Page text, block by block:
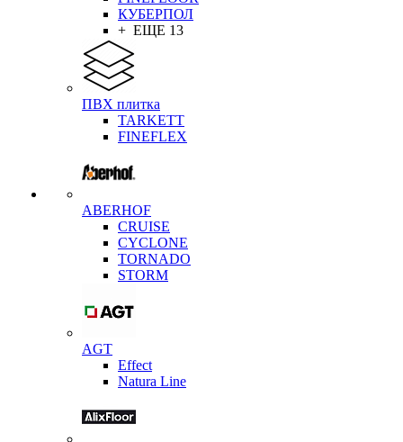
КУБЕРПОЛ
+ ЕЩЕ 13
ПВХ плитка
TARKETT
FINEFLEX
ABERHOF
CRUISE
CYCLONE
TORNADO
STORM
AGT
Effect
Natura Line